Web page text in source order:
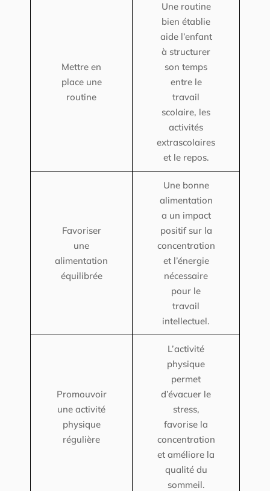
Mettre en
place une
routine
Une routine
bien établie
aide l’enfant
à structurer
son temps
entre le
travail
scolaire, les
activités
extrascolaires
et le repos.
Favoriser
une
alimentation
équilibrée
Une bonne
alimentation
a un impact
positif sur la
concentration
et l’énergie
nécessaire
pour le
travail
intellectuel.
Promouvoir
une activité
physique
régulière
L’activité
physique
permet
d’évacuer le
stress,
favorise la
concentration
et améliore la
qualité du
sommeil.